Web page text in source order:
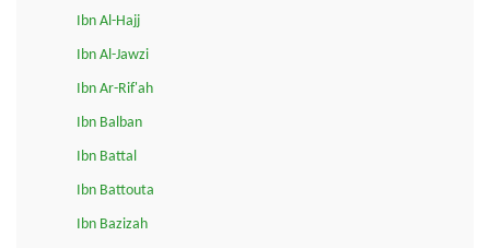
Ibn Al-Hajj
Ibn Al-Jawzi
Ibn Ar-Rif'ah
Ibn Balban
Ibn Battal
Ibn Battouta
Ibn Bazizah